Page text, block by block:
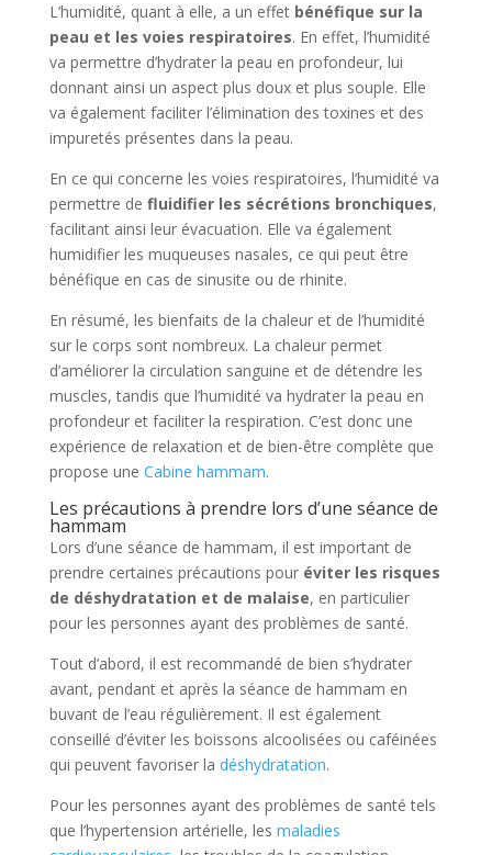
L’humidité, quant à elle, a un effet bénéfique sur la
peau et les voies respiratoires. En effet, l’humidité
va permettre d’hydrater la peau en profondeur, lui
donnant ainsi un aspect plus doux et plus souple. Elle
va également faciliter l’élimination des toxines et des
impuretés présentes dans la peau.
En ce qui concerne les voies respiratoires, l’humidité va
permettre de fluidifier les sécrétions bronchiques,
facilitant ainsi leur évacuation. Elle va également
humidifier les muqueuses nasales, ce qui peut être
bénéfique en cas de sinusite ou de rhinite.
En résumé, les bienfaits de la chaleur et de l’humidité
sur le corps sont nombreux. La chaleur permet
d’améliorer la circulation sanguine et de détendre les
muscles, tandis que l’humidité va hydrater la peau en
profondeur et faciliter la respiration. C’est donc une
expérience de relaxation et de bien-être complète que
propose une Cabine hammam.
Les précautions à prendre lors d’une séance de
hammam
Lors d’une séance de hammam, il est important de
prendre certaines précautions pour éviter les risques
de déshydratation et de malaise, en particulier
pour les personnes ayant des problèmes de santé.
Tout d’abord, il est recommandé de bien s’hydrater
avant, pendant et après la séance de hammam en
buvant de l’eau régulièrement. Il est également
conseillé d’éviter les boissons alcoolisées ou caféinées
qui peuvent favoriser la déshydratation.
Pour les personnes ayant des problèmes de santé tels
que l’hypertension artérielle, les maladies